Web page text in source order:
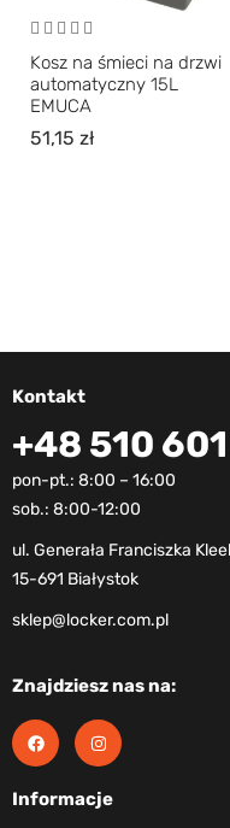
Kosz na śmieci na drzwi
automatyczny 15L
EMUCA
51,15 zł
Kontakt
+48 510
pon-pt.: 8:00 – 16:00
sob.: 8:00-12:00
ul. Generała Franciszka
15-691 Białystok
sklep@locker.com.pl
Znajdziesz nas na:
Informacje